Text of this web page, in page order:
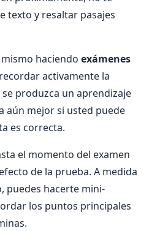
texto y resaltar pasajes
haciendo exámenes
activamente la
produzca un aprendizaje
aún mejor si usted puede
es correcta.
el momento del examen
de la prueba. A medida
puedes hacerte mini-
los puntos principales